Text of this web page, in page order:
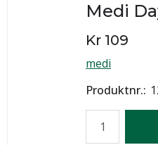
Medi
Kr 109
medi
Produktnr.